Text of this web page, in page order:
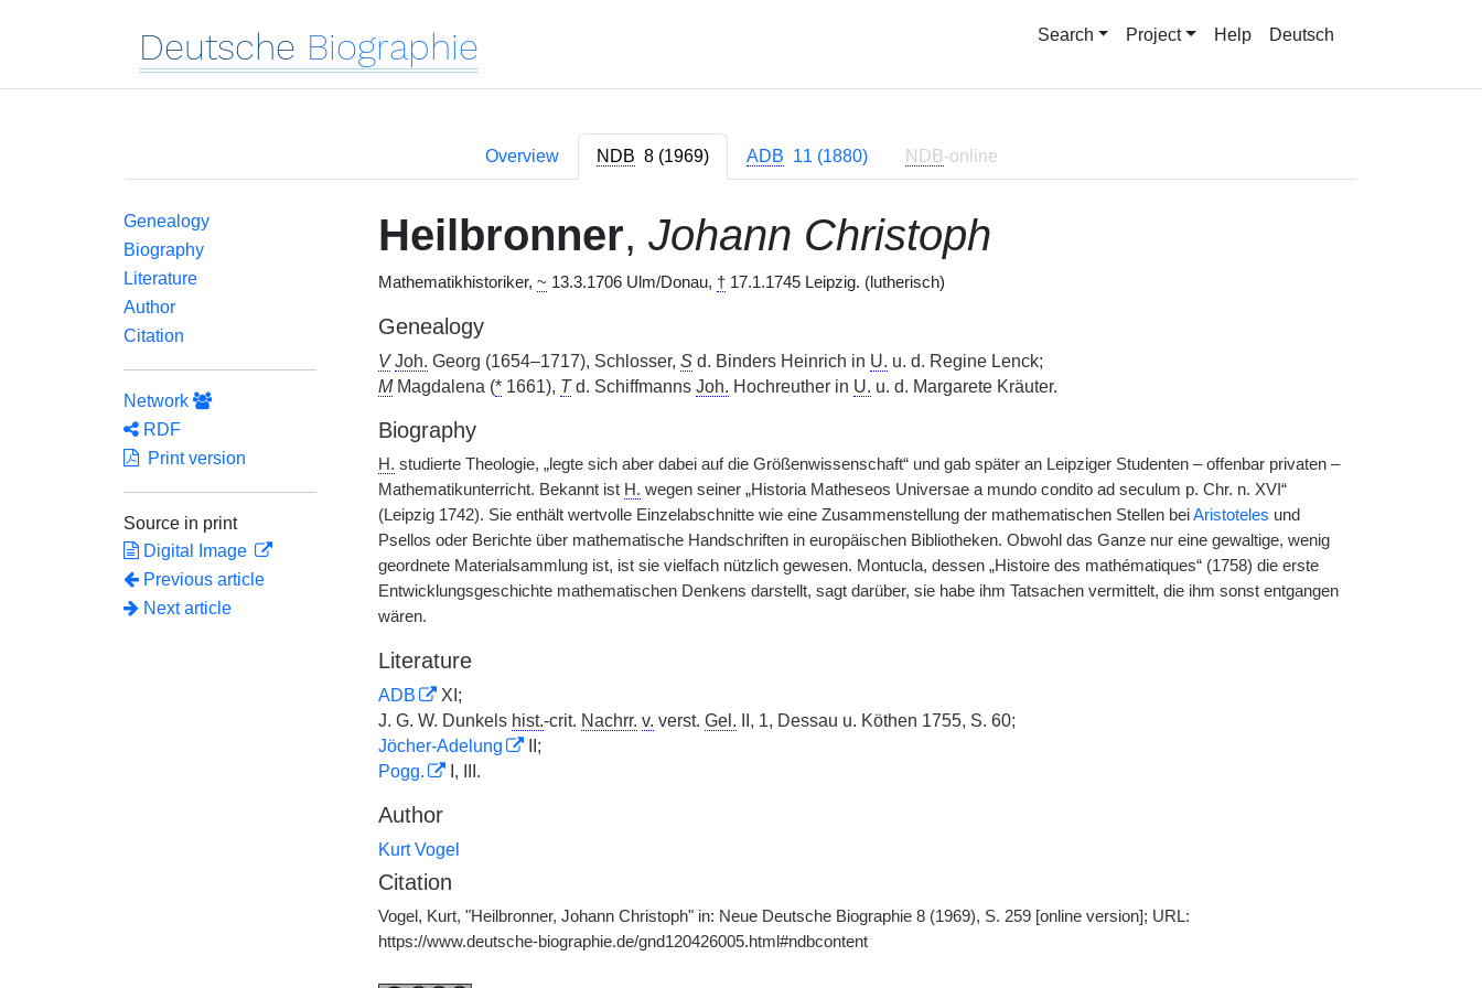
Deutsche Biographie Search Project Help Deutsch
Overview NDB 8 (1969) ADB 11 (1880) NDB-online
Genealogy
Biography
Literature
Author
Citation
Network
RDF
Print version
Source in print
Digital Image
Previous article
Next article
Heilbronner, Johann Christoph
Mathematikhistoriker, ~ 13.3.1706 Ulm/Donau, †17.1.1745 Leipzig. (lutherisch)
Genealogy
V Joh. Georg (1654–1717), Schlosser, Sd. Binders Heinrich in U. u. d. Regine Lenck;
MMagdalena (*1661), Td. Schiffmanns Joh. Hochreuther in U. u. d. Margarete Kräuter.
Biography
H. studierte Theologie, „legte sich aber dabei auf die Größenwissenschaft“ und gab später an Leipziger Studenten – offenbar privaten –
Mathematikunterricht. Bekannt ist H. wegen seiner „Historia Matheseos Universae a mundo condito ad seculum p. Chr. n. XVI“
(Leipzig 1742). Sie enthält wertvolle Einzelabschnitte wie eine Zusammenstellung der mathematischen Stellen beiAristoteles und
Psellos oder Berichte über mathematische Handschriften in europäischen Bibliotheken. Obwohl das Ganze nur eine gewaltige, wenig
geordnete Materialsammlung ist, ist sie vielfach nützlich gewesen. Montucla, dessen „Histoire des mathématiques“ (1758) die erste
Entwicklungsgeschichte mathematischen Denkens darstellt, sagt darüber, sie habe ihm Tatsachen vermittelt, die ihm sonst entgangen
wären.
Literature
ADB
XI;
J. G. W. Dunkels hist.-crit. Nachrr. v. verst. Gel. II, 1, Dessau u. Köthen 1755, S. 60;
Jöcher-Adelung
II;
Pogg.
I, III.
Author
Kurt Vogel
Citation
Vogel, Kurt, "Heilbronner, Johann Christoph" in: Neue Deutsche Biographie 8 (1969), S. 259 [online version]; URL:
https://www.deutsche-biographie.de/gnd120426005.html#ndbcontent